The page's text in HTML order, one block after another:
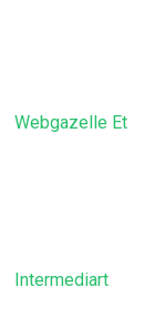
Webgazelle Et
Intermediart